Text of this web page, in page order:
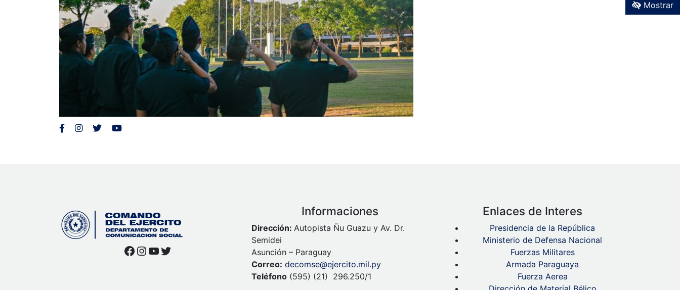
Mostrar
Facebook
Instagram
YouTube
Twitter
Informaciones
Dirección: Autopista Ñu Guazu y Av. Dr.
Semidei
Asunción – Paraguay
Correo: decomse@ejercito.mil.py
Teléfono (595) (21) 296.250/1
Enlaces de Interes
Presidencia de la República
Ministerio de Defensa Nacional
Fuerzas Militares
Armada Paraguaya
Fuerza Aerea